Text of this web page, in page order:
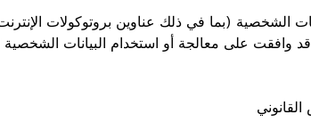
الشخصية (بما في ذلك عناوين بروتوكولات
وافقت على معالجة أو استخدام البيانات الشخصية